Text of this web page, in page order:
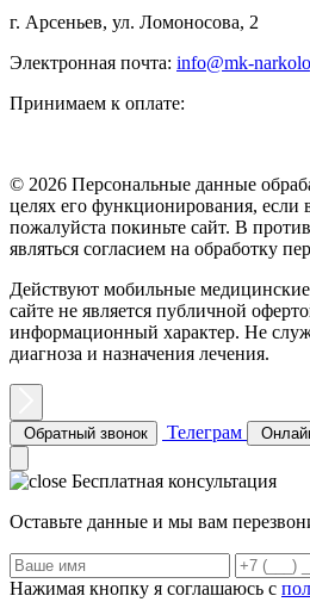
г. Арсеньев, ул. Ломоносова, 2
Электронная почта: info@mk-
Принимаем к оплате:
© 2026 Персональные данные
целях его функционирования, если
пожалуйста покиньте сайт. В
являться согласием на обработку
Действуют мобильные
сайте не является публичной
информационный характер. Не
диагноза и назначения лечения.
Обратный звонок Телеграм
Бесплатная консультация
Оставьте данные и мы вам
Нажимая кнопку я соглашаюсь с